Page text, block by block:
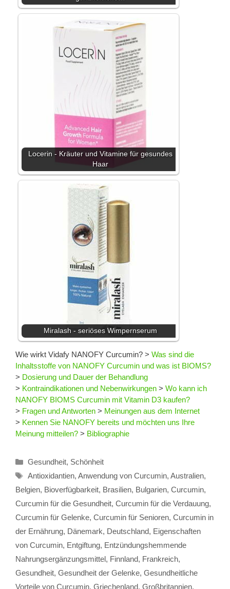
Locerin - Kräuter und Vitamine für gesundes
Haar
Miralash - seriöses Wimpernserum
Wie wirkt Vidafy NANOFY Curcumin? > Was sind die
Inhaltsstoffe von NANOFY Curcumin und was ist BIOMS?
> Dosierung und Dauer der Behandlung
> Kontraindikationen und Nebenwirkungen > Wo kann ich
NANOFY BIOMS Curcumin mit Vitamin D3 kaufen?
> Fragen und Antworten > Meinungen aus dem Internet
> Kennen Sie NANOFY bereits und möchten uns Ihre
Meinung mitteilen? > Bibliographie
Kategorien
Gesundheit, Schönheit
Schlagwörter
Antioxidantien, Anwendung von Curcumin, Australien,
Belgien, Bioverfügbarkeit, Brasilien, Bulgarien, Curcumin,
Curcumin für die Gesundheit, Curcumin für die Verdauung,
Curcumin für Gelenke, Curcumin für Senioren, Curcumin in
der Ernährung, Dänemark, Deutschland, Eigenschaften
von Curcumin, Entgiftung, Entzündungshemmende
Nahrungsergänzungsmittel, Finnland, Frankreich,
Gesundheit, Gesundheit der Gelenke, Gesundheitliche
Vorteile von Curcumin, Griechenland, Großbritannien,